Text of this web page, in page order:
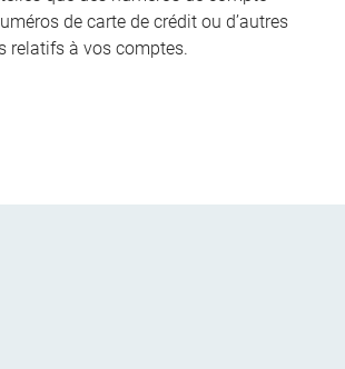
de carte de crédit ou d’autres
relatifs à vos comptes.